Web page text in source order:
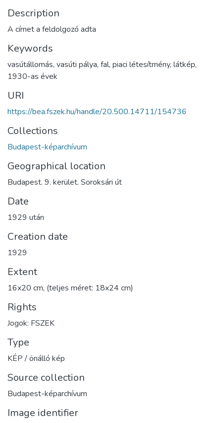
Description
A címet a feldolgozó adta
Keywords
vasútállomás, vasúti pálya, fal, piaci létesítmény, látkép,
1930-as évek
URI
https://bea.fszek.hu/handle/20.500.14711/154736
Collections
Budapest-képarchívum
Geographical location
Budapest. 9. kerület. Soroksári út
Date
1929 után
Creation date
1929
Extent
16x20 cm, (teljes méret: 18x24 cm)
Rights
Jogok: FSZEK
Type
KÉP / önálló kép
Source collection
Budapest-képarchívum
Image identifier